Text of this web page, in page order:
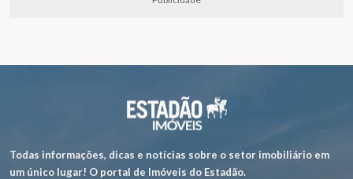
Todas informações, dicas e notícias sobre o setor imobiliário em
um único lugar! O portal de Imóveis do Estadão.